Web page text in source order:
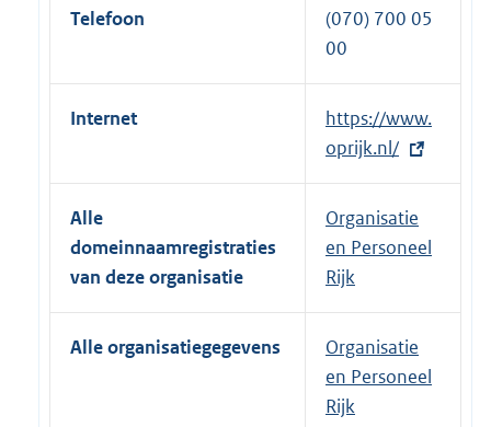
Telefoon
(070) 700 05
00
Internet
E
x
t
e
n
i
n
k
https://www.
oprijk.nl/
Alle
domeinnaamregistraties
van deze organisatie
Organisatie
en Personeel
Rijk
Alle organisatiegegevens
Organisatie
en Personeel
Rijk